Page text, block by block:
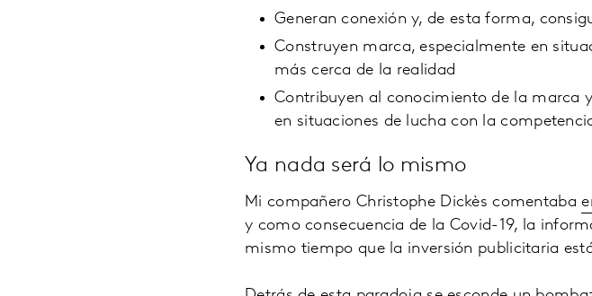
Generan conexión y, de esta forma,
Construyen marca, especialmente en
más cerca de la realidad
Contribuyen al conocimiento de la marca
en situaciones de lucha con la
Ya nada será lo mismo
Mi compañero Christophe Dickès comentaba
y como consecuencia de la Covid-19, la
mismo tiempo que la inversión publicitaria